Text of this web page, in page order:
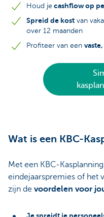
Houd je cashflow op
Spreid de kost van
over 12 maanden
Profiteer van een
Wat is een KBC-
Met een KBC-
eindejaarspremies of het
zijn de voordelen voor